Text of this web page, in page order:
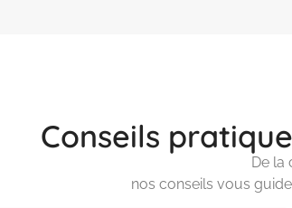
Conseils
De la
nos conseils vous